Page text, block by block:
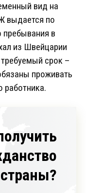
вид на
выдается по
пребывания в
из Швейцарии
срок –
проживать
работника.